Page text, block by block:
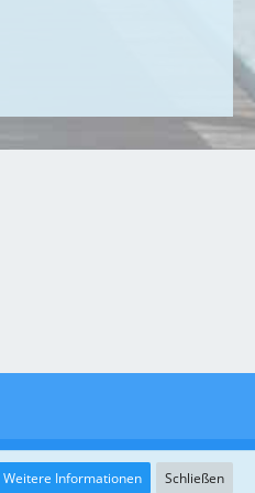
Weitere Informationen Schließen